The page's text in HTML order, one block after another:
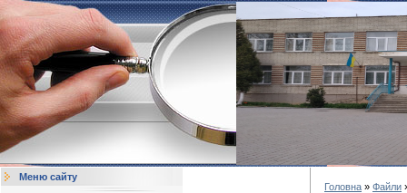
Меню сайту
Головна » Файли